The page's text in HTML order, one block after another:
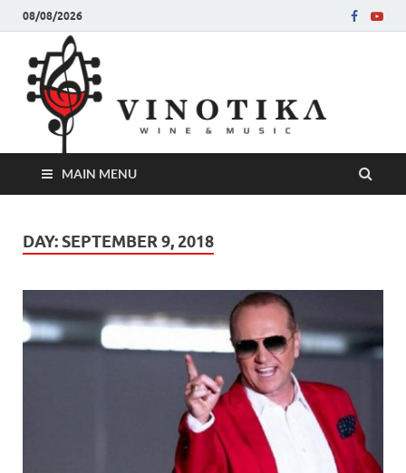
08/08/2026
MAIN MENU
DAY: SEPTEMBER 9, 2018